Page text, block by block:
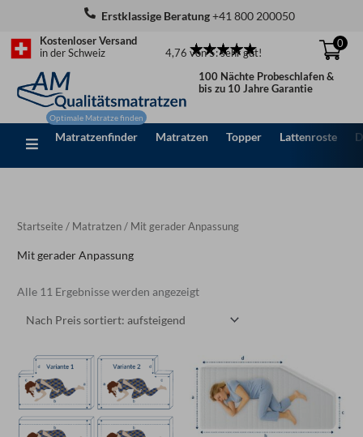
springen
Erstklassige Beratung+41 800 200050
Kostenloser Versand
in der Schweiz
4,76 von 5: sehr gut!
0
100 Nächte Probeschlafen &
bis zu 10 Jahre Garantie
Matratzenfinder Matratzen Topper Lattenroste
Startseite / Matratzen / Mit gerader Anpassung
Mit gerader Anpassung
Alle 11 Ergebnisse werden angezeigt
Nach